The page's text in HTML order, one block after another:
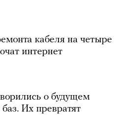
кабеля на четыре
интернет
о будущем
Их превратят